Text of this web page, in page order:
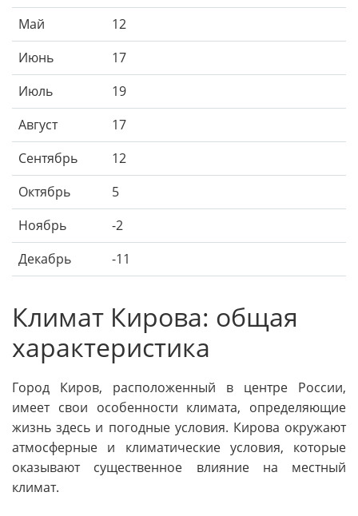
Май
12
Июнь
17
Июль
19
Август
17
Сентябрь
12
Октябрь
5
Ноябрь
-2
Декабрь
-11
Климат Кирова: общая
характеристика
Город Киров, расположенный в центре России,
имеет свои особенности климата, определяющие
жизнь здесь и погодные условия. Кирова окружают
атмосферные и климатические условия, которые
оказывают существенное влияние на местный
климат.